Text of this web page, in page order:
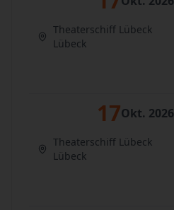
Theaterschiff Lübeck
Lübeck
17Okt. 2026
Theaterschiff Lübeck
Lübeck